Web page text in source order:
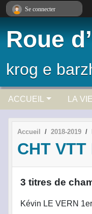
Roue
krog e
ACCUEIL LA
Accueil 2018-2019
CHT VTT
3 titres de
Kévin LE VERN
Se connecter
Panneau de gestion des